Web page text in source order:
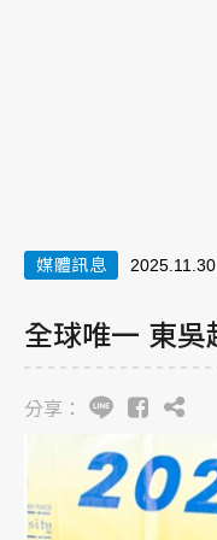
媒體訊息 2025.11.30
全球唯一 東吳
分享：